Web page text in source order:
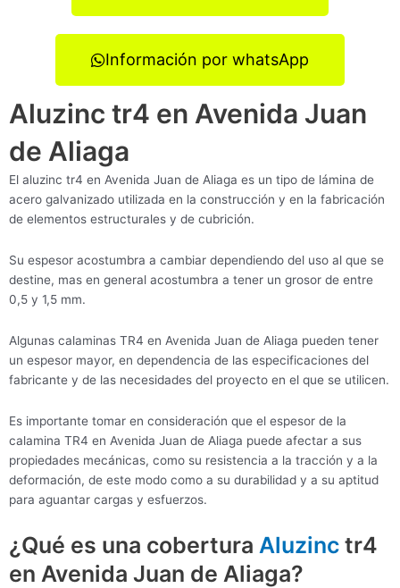
Información por whatsApp
Aluzinc tr4 en Avenida Juan
de Aliaga
El aluzinc tr4 en Avenida Juan de Aliaga es un tipo de lámina de
acero galvanizado utilizada en la construcción y en la fabricación
de elementos estructurales y de cubrición.
Su espesor acostumbra a cambiar dependiendo del uso al que se
destine, mas en general acostumbra a tener un grosor de entre
0,5 y 1,5 mm.
Algunas calaminas TR4 en Avenida Juan de Aliaga pueden tener
un espesor mayor, en dependencia de las especificaciones del
fabricante y de las necesidades del proyecto en el que se utilicen.
Es importante tomar en consideración que el espesor de la
calamina TR4 en Avenida Juan de Aliaga puede afectar a sus
propiedades mecánicas, como su resistencia a la tracción y a la
deformación, de este modo como a su durabilidad y a su aptitud
para aguantar cargas y esfuerzos.
¿Qué es una cobertura Aluzinc tr4
en Avenida Juan de Aliaga?